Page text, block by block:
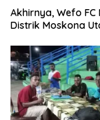
Akhirnya, Wefo FC
Distrik Moskona